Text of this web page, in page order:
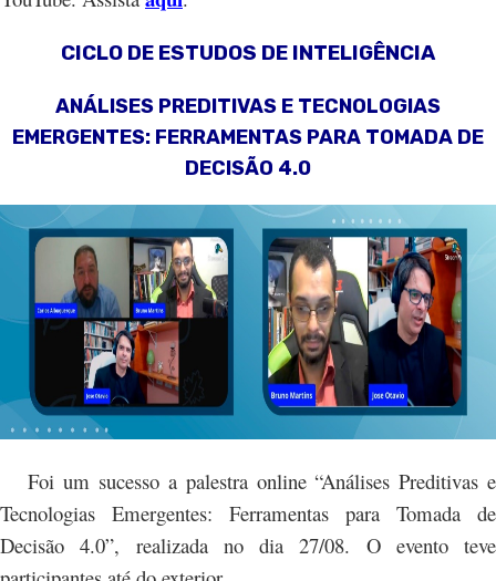
CICLO DE ESTUDOS DE INTELIGÊNCIA
ANÁLISES PREDITIVAS E TECNOLOGIAS
EMERGENTES: FERRAMENTAS PARA TOMADA DE
DECISÃO 4.0
Foi um sucesso a palestra online “Análises Preditivas e
Tecnologias Emergentes: Ferramentas para Tomada de
Decisão 4.0”, realizada no dia 27/08. O evento teve